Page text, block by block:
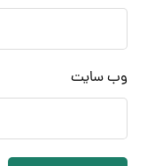
وب‌ سایت